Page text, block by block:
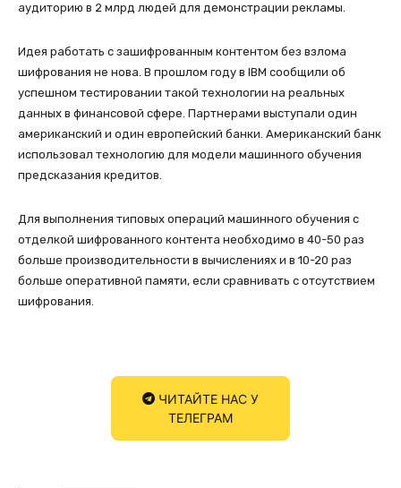
аудиторию в 2 млрд людей для демонстрации рекламы.
Идея работать с зашифрованным контентом без взлома
шифрования не нова. В прошлом году в IBM сообщили об
успешном тестировании такой технологии на реальных
данных в финансовой сфере. Партнерами выступали один
американский и один европейский банки. Американский банк
использовал технологию для модели машинного обучения
предсказания кредитов.
Для выполнения типовых операций машинного обучения с
отделкой шифрованного контента необходимо в 40-50 раз
больше производительности в вычислениях и в 10-20 раз
больше оперативной памяти, если сравнивать с отсутствием
шифрования.
ЧИТАЙТЕ НАС У
ТЕЛЕГРАМ